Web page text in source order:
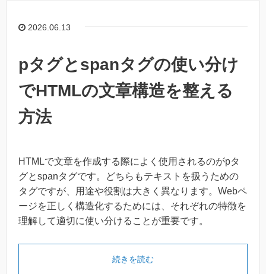
2026.06.13
pタグとspanタグの使い分け
でHTMLの文章構造を整える
方法
HTMLで文章を作成する際によく使用されるのがpタ
グとspanタグです。どちらもテキストを扱うための
タグですが、用途や役割は大きく異なります。Webペ
ージを正しく構造化するためには、それぞれの特徴を
理解して適切に使い分けることが重要です。
続きを読む